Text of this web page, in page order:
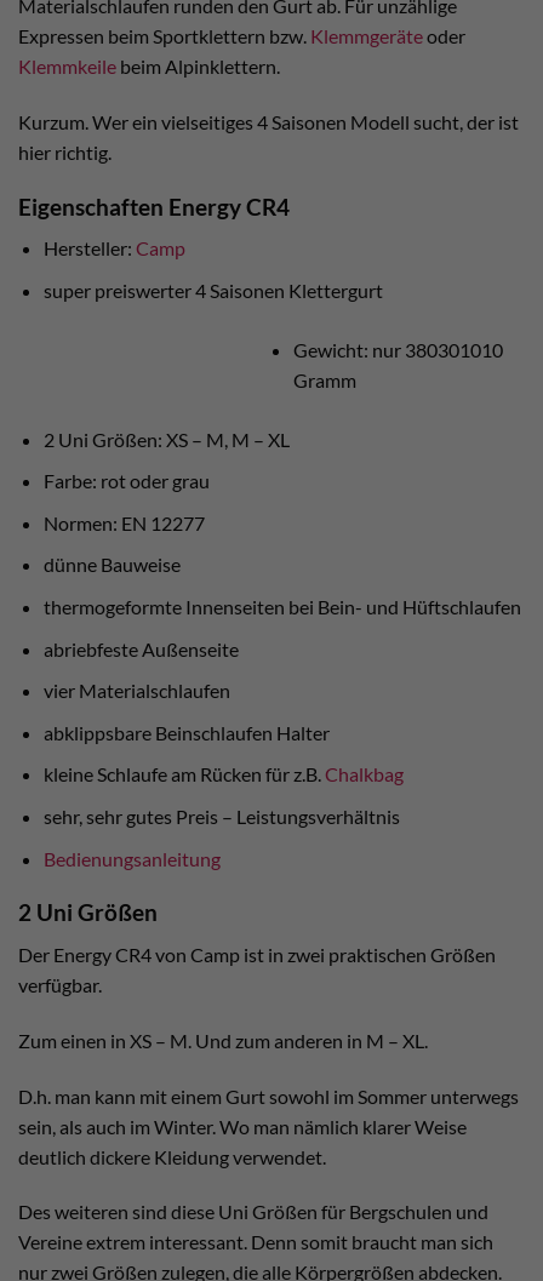
Materialschlaufen runden den Gurt ab. Für unzählige
Expressen beim Sportklettern bzw. Klemmgeräteoder
Klemmkeile beim Alpinklettern.
Kurzum. Wer ein vielseitiges 4 Saisonen Modell sucht, der ist
hier richtig.
Eigenschaften Energy CR4
Hersteller: Camp
super preiswerter 4 Saisonen Klettergurt
Gewicht: nur 380301010
Gramm
2 Uni Größen: XS – M, M – XL
Farbe: rot oder grau
Normen: EN 12277
dünne Bauweise
thermogeformte Innenseiten bei Bein- und Hüftschlaufen
abriebfeste Außenseite
vier Materialschlaufen
abklippsbare Beinschlaufen Halter
kleine Schlaufe am Rücken für z.B.Chalkbag
sehr, sehr gutes Preis – Leistungsverhältnis
Bedienungsanleitung
2 Uni Größen
Der Energy CR4 von Camp ist in zwei praktischen Größen
verfügbar.
Zum einen in XS – M. Und zum anderen in M – XL.
D.h. man kann mit einem Gurt sowohl im Sommer unterwegs
sein, als auch im Winter. Wo man nämlich klarer Weise
deutlich dickere Kleidung verwendet.
Des weiteren sind diese Uni Größen für Bergschulen und
Vereine extrem interessant. Denn somit braucht man sich
nur zwei Größen zulegen, die alle Körpergrößen abdecken.